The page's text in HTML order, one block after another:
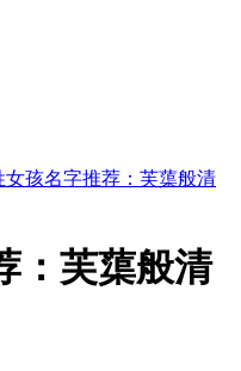
女孩名字推荐：芙蕖般清
：芙蕖般清